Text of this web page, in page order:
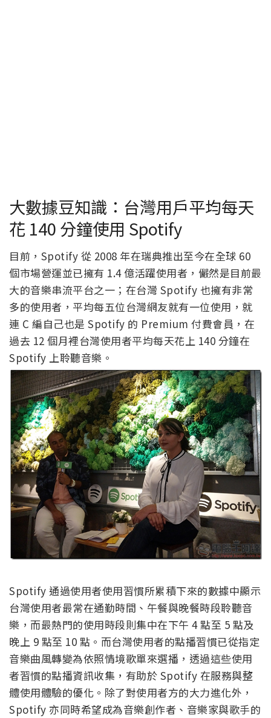
大數據豆知識：台灣用戶平均每天
花 140 分鐘使用 Spotify
目前，Spotify 從 2008 年在瑞典推出至今在全球 60
個市場營運並已擁有 1.4 億活躍使用者，儼然是目前最
大的音樂串流平台之一；在台灣 Spotify 也擁有非常
多的使用者，平均每五位台灣網友就有一位使用，就
連 C 編自己也是 Spotify 的 Premium 付費會員，在
過去 12 個月裡台灣使用者平均每天花上 140 分鐘在
Spotify 上聆聽音樂。
Spotify 通過使用者使用習慣所累積下來的數據中顯示
台灣使用者最常在通勤時間、午餐與晚餐時段聆聽音
樂，而最熱門的使用時段則集中在下午 4 點至 5 點及
晚上 9 點至 10 點。而台灣使用者的點播習慣已從指定
音樂曲風轉變為依照情境歌單來選播，透過這些使用
者習慣的點播資訊收集，有助於 Spotify 在服務與整
體使用體驗的優化。除了對使用者方的大力進化外，
Spotify 亦同時希望成為音樂創作者、音樂家與歌手的